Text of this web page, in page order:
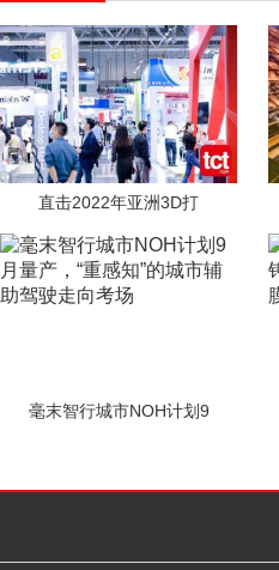
直击2022年亚洲3D打
毫末智行城市NOH计划9